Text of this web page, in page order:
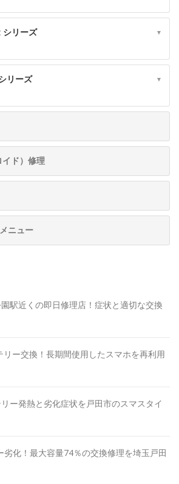
シリーズ ▼
リーズ ▼
ド）修理
ニュー
駅近くの即日修理店！症状と適切な交換
ー交換！長期間使用したスマホを再利用
ー発熱と劣化症状を戸田市のスマスタイ
化！最大容量74％の交換修理を埼玉戸田